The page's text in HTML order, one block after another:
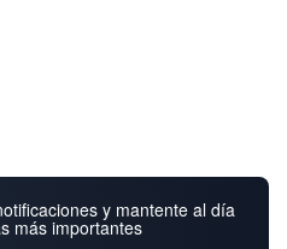
y mantente al día
más importantes